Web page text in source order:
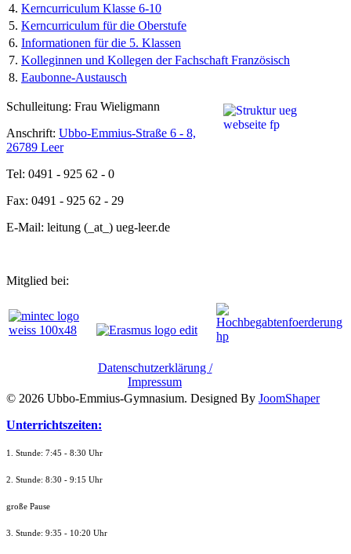
4. Kerncurriculum Klasse 6-10
5. Kerncurriculum für die Oberstufe
6. Informationen für die 5. Klassen
7. Kolleginnen und Kollegen der Fachschaft Französisch
8. Eaubonne-Austausch
Schulleitung: Frau Wieligmann
Anschrift: Ubbo-Emmius-Straße 6 - 8,
26789 Leer
Tel: 0491 - 925 62 - 0
Fax: 0491 - 925 62 - 29
E-Mail: leitung (_at_) ueg-leer.de
Mitglied bei:
Datenschutzerklärung /
Impressum
© 2026 Ubbo-Emmius-Gymnasium. Designed By JoomShaper
Unterrichtszeiten:
1. Stunde: 7:45 - 8:30 Uhr
2. Stunde: 8:30 - 9:15 Uhr
große Pause
3. Stunde: 9:35 - 10:20 Uhr